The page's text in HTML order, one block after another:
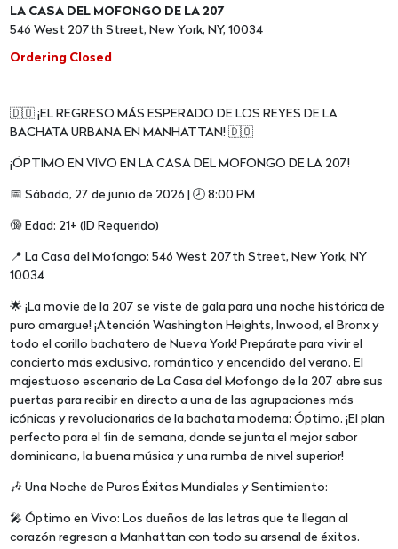
LA CASA DEL MOFONGO DE LA 207
546 West 207th Street, New York, NY, 10034
Ordering Closed
🇩🇴 ¡EL REGRESO MÁS ESPERADO DE LOS REYES DE LA
BACHATA URBANA EN MANHATTAN! 🇩🇴
¡ÓPTIMO EN VIVO EN LA CASA DEL MOFONGO DE LA 207!
📅 Sábado, 27 de junio de 2026 | 🕗 8:00 PM
🔞 Edad: 21+ (ID Requerido)
📍 La Casa del Mofongo: 546 West 207th Street, New York, NY
10034
🌟 ¡La movie de la 207 se viste de gala para una noche histórica de
puro amargue! ¡Atención Washington Heights, Inwood, el Bronx y
todo el corillo bachatero de Nueva York! Prepárate para vivir el
concierto más exclusivo, romántico y encendido del verano. El
majestuoso escenario de La Casa del Mofongo de la 207 abre sus
puertas para recibir en directo a una de las agrupaciones más
icónicas y revolucionarias de la bachata moderna: Óptimo. ¡El plan
perfecto para el fin de semana, donde se junta el mejor sabor
dominicano, la buena música y una rumba de nivel superior!
🎶 Una Noche de Puros Éxitos Mundiales y Sentimiento:
🎤 Óptimo en Vivo: Los dueños de las letras que te llegan al
corazón regresan a Manhattan con todo su arsenal de éxitos.